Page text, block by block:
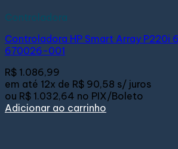
Controladora
Controladora HP Smart Array P220i
670026-001
R$ 1.086,99
em até 12x de R$ 90,58 s/ juros
ou R$ 1.032,64 no PIX/Boleto
Adicionar ao carrinho